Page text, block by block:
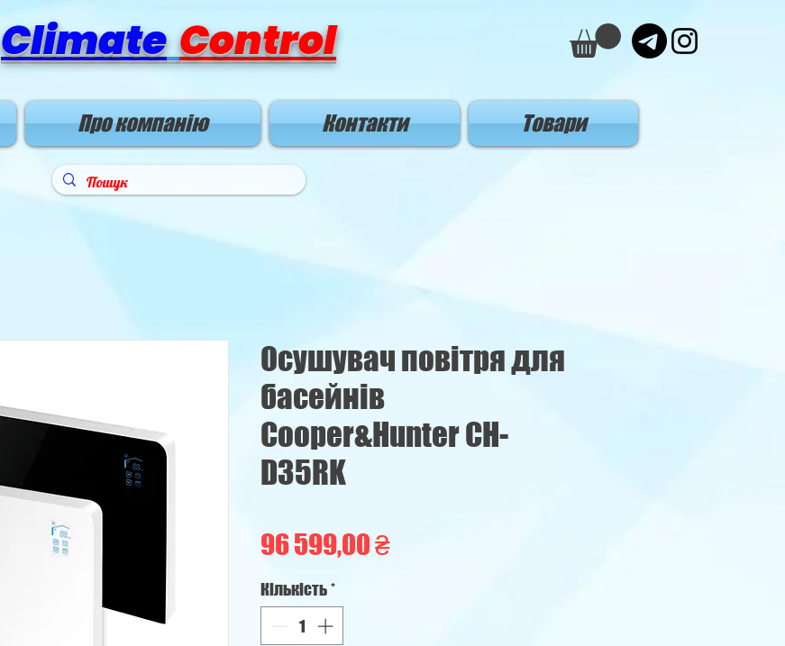
Climate Control
Про компанію Контакти Товари
Осушувач повітря для
басейнів
Cooper&Hunter CH-
D35RK
96 599,00 ₴Ціна
Кількість*